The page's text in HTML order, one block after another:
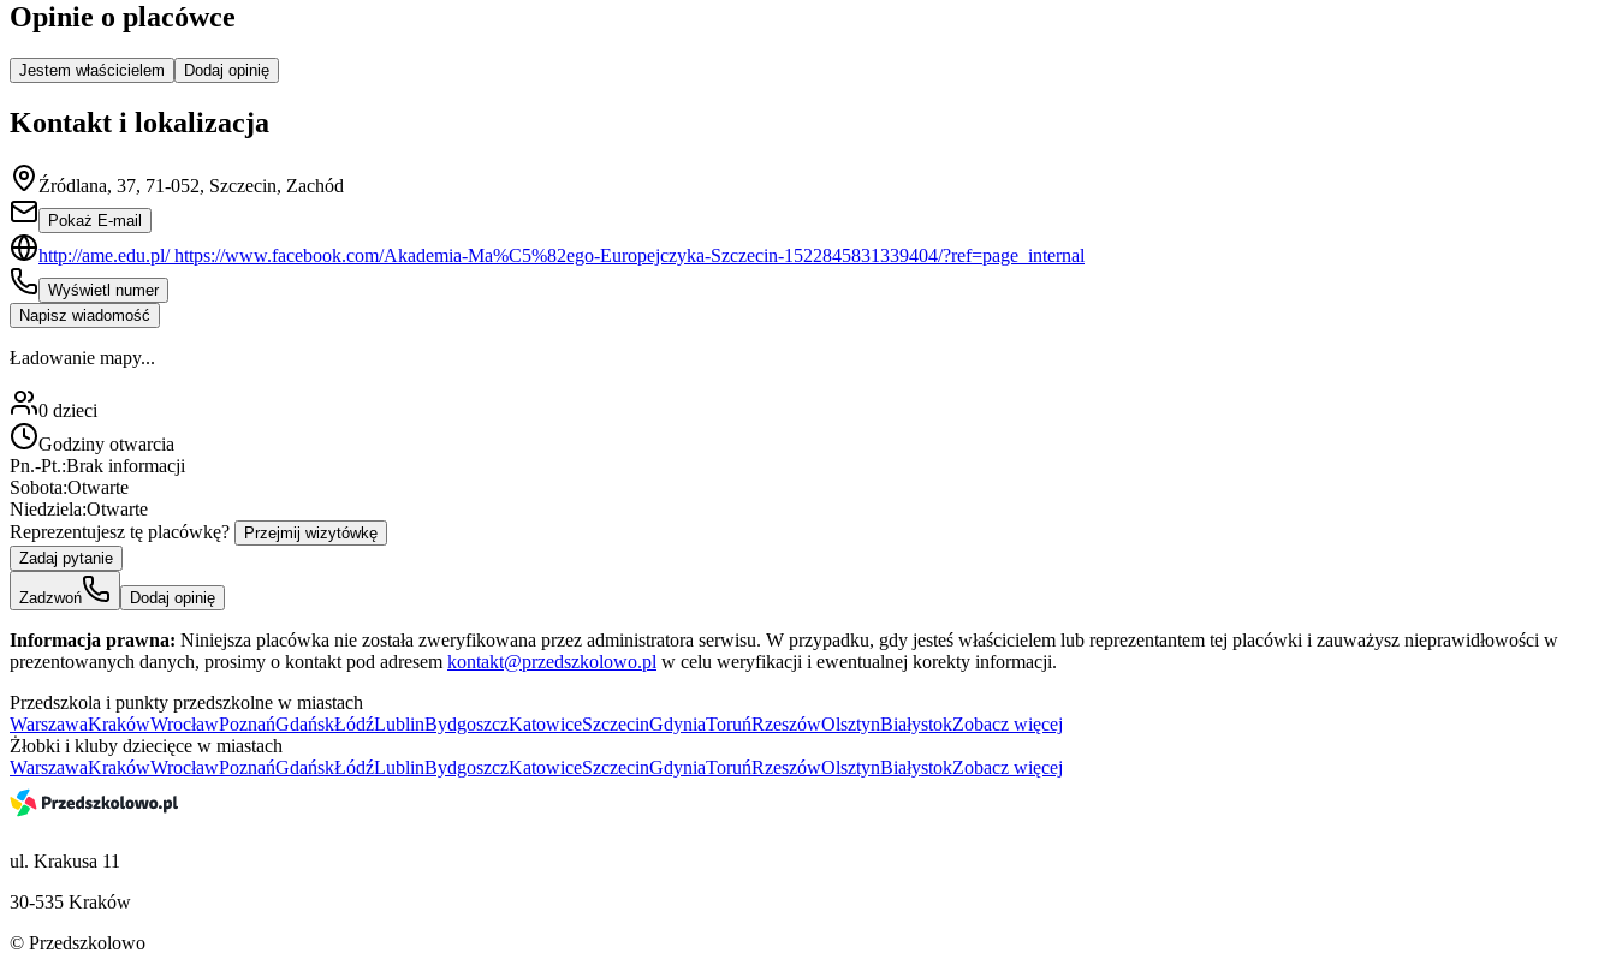
Opinie o placówce
Jestem właścicielem Dodaj opinię
Kontakt i lokalizacja
Źródlana, 37, 71-052, Szczecin, Zachód
Pokaż E-mail
http://ame.edu.pl/ https://www.facebook.com/Akademia-Ma%C5%82ego-Europejczyka-Szczecin-1522845831339404/?ref=page_internal
Wyświetl numer
Napisz wiadomość
Ładowanie mapy...
0 dzieci
Godziny otwarcia
Pn.-Pt.:Brak informacji
Sobota:Otwarte
Niedziela:Otwarte
Reprezentujesz tę placówkę?
Przejmij wizytówkę
Zadaj pytanie
Zadzwoń Dodaj opinię
Informacja prawna: Niniejsza placówka nie została zweryfikowana przez administratora serwisu. W przypadku, gdy jesteś właścicielem lub reprezentantem tej placówki i zauważysz nieprawidłowości w
prezentowanych danych, prosimy o kontakt pod adresem kontakt@przedszkolowo.pl w celu weryfikacji i ewentualnej korekty informacji.
Przedszkola i punkty przedszkolne w miastach
WarszawaKrakówWrocławPoznańGdańskŁódźLublinBydgoszczKatowiceSzczecinGdyniaToruńRzeszówOlsztynBiałystokZobacz więcej
Żłobki i kluby dziecięce w miastach
WarszawaKrakówWrocławPoznańGdańskŁódźLublinBydgoszczKatowiceSzczecinGdyniaToruńRzeszówOlsztynBiałystokZobacz więcej
ul. Krakusa 11
30-535 Kraków
© Przedszkolowo